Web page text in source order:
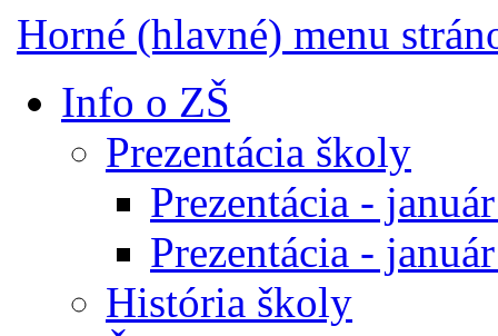
Horné (hlavné) menu
Info o ZŠ
Prezentácia školy
Prezentácia -
Prezentácia -
História školy